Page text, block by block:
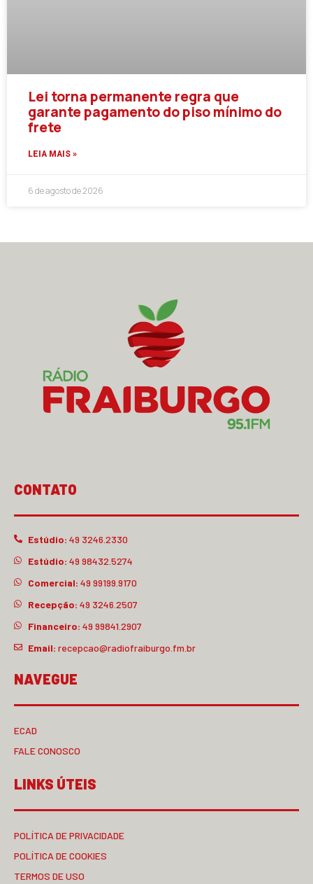
Lei torna permanente regra que
garante pagamento do piso mínimo do
frete
LEIA MAIS »
6 de agosto de 2026
CONTATO
Estúdio: 49 3246.2330
Estúdio: 49 98432.5274
Comercial: 49 99199.9170
Recepção: 49 3246.2507
Financeiro: 49 99841.2907
Email: recepcao@radiofraiburgo.fm.br
NAVEGUE
ECAD
FALE CONOSCO
LINKS ÚTEIS
POLÍTICA DE PRIVACIDADE
POLÍTICA DE COOKIES
TERMOS DE USO